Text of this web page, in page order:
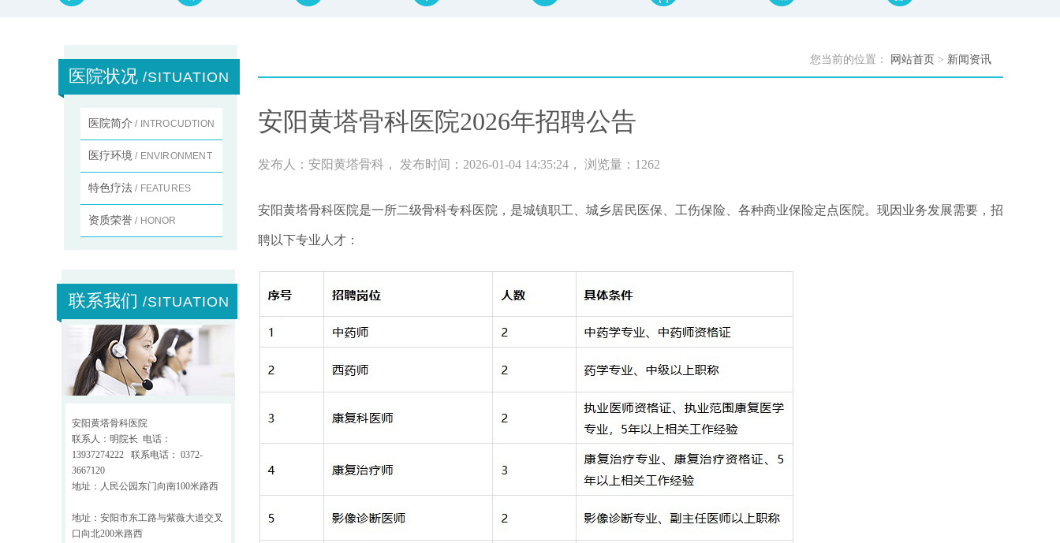
医院状况 /SITUATION
医院简介 / INTROCUDTION
医疗环境 / ENVIRONMENT
特色疗法 / FEATURES
资质荣誉 / HONOR
联系我们 /SITUATION
安阳黄塔骨科医院
联系人：明院长 电话：
13937274222 联系电话： 0372-
3667120
地址：人民公园东门向南100米路西
地址：安阳市东工路与紫薇大道交叉
口向北200米路西
您当前的位置： 网站首页 > 新闻资讯
安阳黄塔骨科医院2026年招聘公告
发布人： 安阳黄塔骨科 ， 发布时间：2026-01-04 14:35:24， 浏览量：1262
安阳黄塔骨科医院是一所二级骨科专科医院，是城镇职工、城乡居民医保、工伤保险、各种商业保险定点医院。现因业务发展需要，招
聘以下专业人才：